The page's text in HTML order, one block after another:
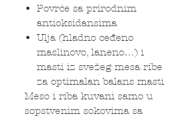
Povrće sa prirodnim
antioksidansima
Ulja (hladno ceđeno
maslinovo, laneno…) i
masti iz svežeg mesa ribe
za optimalan balans masti
Meso i riba kuvani samo u
sopstvenim sokovima sa